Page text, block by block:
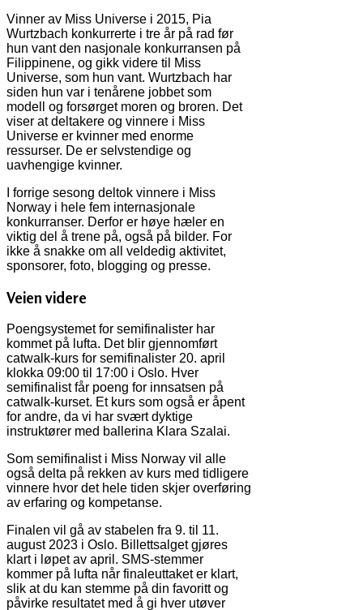
Vinner av Miss Universe i 2015, Pia
Wurtzbach konkurrerte i tre år på rad før
hun vant den nasjonale konkurransen på
Filippinene, og gikk videre til Miss
Universe, som hun vant. Wurtzbach har
siden hun var i tenårene jobbet som
modell og forsørget moren og broren. Det
viser at deltakere og vinnere i Miss
Universe er kvinner med enorme
ressurser. De er selvstendige og
uavhengige kvinner.
I forrige sesong deltok vinnere i Miss
Norway i hele fem internasjonale
konkurranser. Derfor er høye hæler en
viktig del å trene på, også på bilder. For
ikke å snakke om all veldedig aktivitet,
sponsorer, foto, blogging og presse.
Veien videre
Poengsystemet for semifinalister har
kommet på lufta. Det blir gjennomført
catwalk-kurs for semifinalister 20. april
klokka 09:00 til 17:00 i Oslo. Hver
semifinalist får poeng for innsatsen på
catwalk-kurset. Et kurs som også er åpent
for andre, da vi har svært dyktige
instruktører med ballerina Klara Szalai.
Som semifinalist i Miss Norway vil alle
også delta på rekken av kurs med tidligere
vinnere hvor det hele tiden skjer overføring
av erfaring og kompetanse.
Finalen vil gå av stabelen fra 9. til 11.
august 2023 i Oslo. Billettsalget gjøres
klart i løpet av april. SMS-stemmer
kommer på lufta når finaleuttaket er klart,
slik at du kan stemme på din favoritt og
påvirke resultatet med å gi hver utøver